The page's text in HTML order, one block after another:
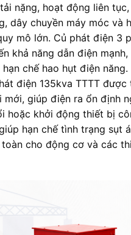
nặng, hoạt động liên
dây chuyền máy móc và
mô lớn. Củ phát điện 3
khả năng dẫn điện
chế hao hụt điện năng.
điện 135kva TTTT được
mới, giúp điện ra ổn định
hoặc khởi động thiết bị
hạn chế tình trạng sụt
cho động cơ và các